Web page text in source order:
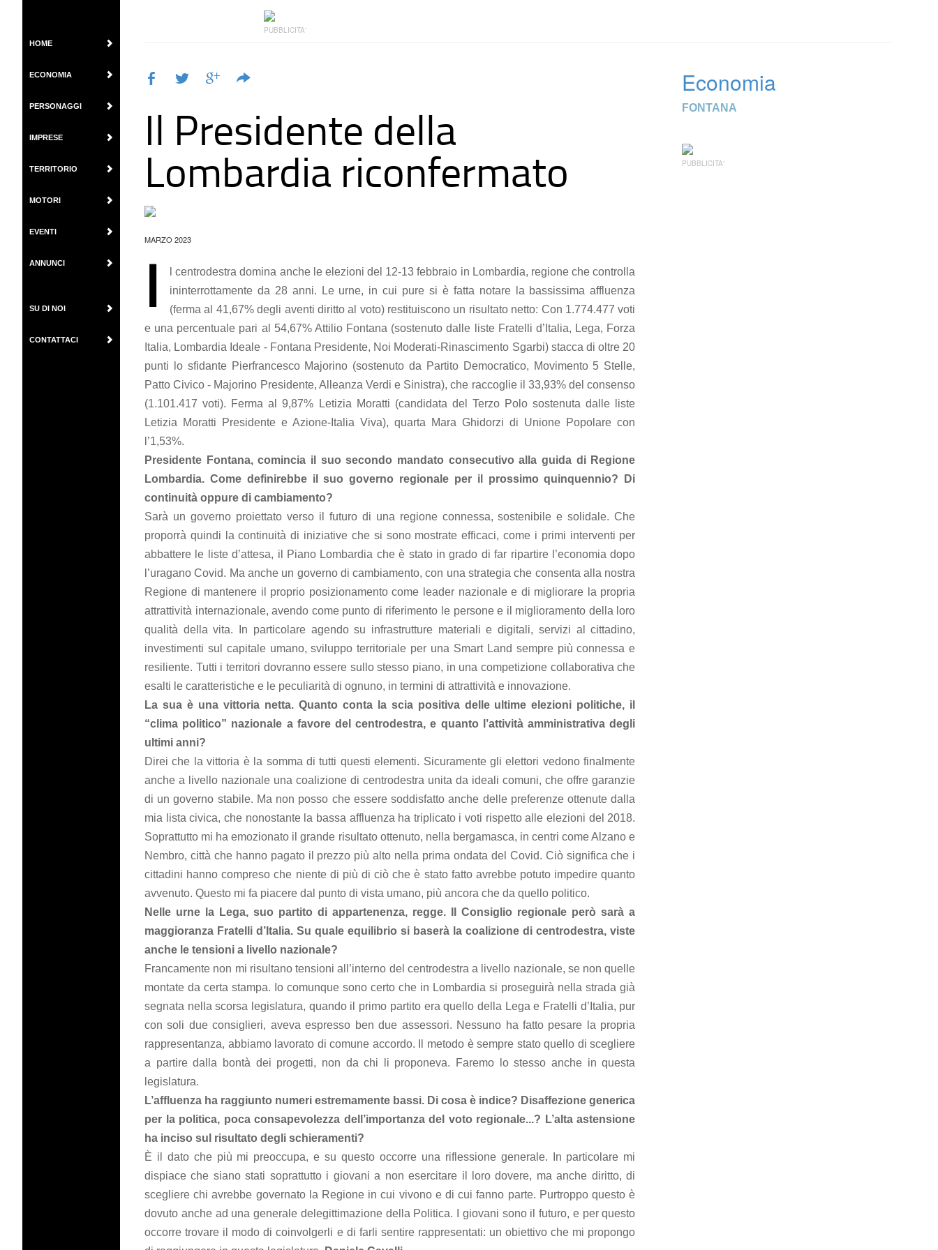
HOME
ECONOMIA
PERSONAGGI
IMPRESE
TERRITORIO
MOTORI
EVENTI
ANNUNCI
SU DI NOI
CONTATTACI
PUBBLICITA'
Il Presidente della
Lombardia riconfermato
MARZO 2023
I
l centrodestra domina anche le elezioni del 12-13 febbraio in Lombardia, regione che controlla
ininterrottamente da 28 anni. Le urne, in cui pure si è fatta notare la bassissima affluenza
(ferma al 41,67% degli aventi diritto al voto) restituiscono un risultato netto: Con 1.774.477 voti
e una percentuale pari al 54,67% Attilio Fontana (sostenuto dalle liste Fratelli d’Italia, Lega, Forza
Italia, Lombardia Ideale - Fontana Presidente, Noi Moderati-Rinascimento Sgarbi) stacca di oltre 20
punti lo sfidante Pierfrancesco Majorino (sostenuto da Partito Democratico, Movimento 5 Stelle,
Patto Civico - Majorino Presidente, Alleanza Verdi e Sinistra), che raccoglie il 33,93% del consenso
(1.101.417 voti). Ferma al 9,87% Letizia Moratti (candidata del Terzo Polo sostenuta dalle liste
Letizia Moratti Presidente e Azione-Italia Viva), quarta Mara Ghidorzi di Unione Popolare con
l’1,53%.
Presidente Fontana, comincia il suo secondo mandato consecutivo alla guida di Regione
Lombardia. Come definirebbe il suo governo regionale per il prossimo quinquennio? Di
continuità oppure di cambiamento?
Sarà un governo proiettato verso il futuro di una regione connessa, sostenibile e solidale. Che
proporrà quindi la continuità di iniziative che si sono mostrate efficaci, come i primi interventi per
abbattere le liste d’attesa, il Piano Lombardia che è stato in grado di far ripartire l’economia dopo
l’uragano Covid. Ma anche un governo di cambiamento, con una strategia che consenta alla nostra
Regione di mantenere il proprio posizionamento come leader nazionale e di migliorare la propria
attrattività internazionale, avendo come punto di riferimento le persone e il miglioramento della loro
qualità della vita. In particolare agendo su infrastrutture materiali e digitali, servizi al cittadino,
investimenti sul capitale umano, sviluppo territoriale per una Smart Land sempre più connessa e
resiliente. Tutti i territori dovranno essere sullo stesso piano, in una competizione collaborativa che
esalti le caratteristiche e le peculiarità di ognuno, in termini di attrattività e innovazione.
La sua è una vittoria netta. Quanto conta la scia positiva delle ultime elezioni politiche, il
“clima politico” nazionale a favore del centrodestra, e quanto l’attività amministrativa degli
ultimi anni?
Direi che la vittoria è la somma di tutti questi elementi. Sicuramente gli elettori vedono finalmente
anche a livello nazionale una coalizione di centrodestra unita da ideali comuni, che offre garanzie
di un governo stabile. Ma non posso che essere soddisfatto anche delle preferenze ottenute dalla
mia lista civica, che nonostante la bassa affluenza ha triplicato i voti rispetto alle elezioni del 2018.
Soprattutto mi ha emozionato il grande risultato ottenuto, nella bergamasca, in centri come Alzano e
Nembro, città che hanno pagato il prezzo più alto nella prima ondata del Covid. Ciò significa che i
cittadini hanno compreso che niente di più di ciò che è stato fatto avrebbe potuto impedire quanto
avvenuto. Questo mi fa piacere dal punto di vista umano, più ancora che da quello politico.
Nelle urne la Lega, suo partito di appartenenza, regge. Il Consiglio regionale però sarà a
maggioranza Fratelli d’Italia. Su quale equilibrio si baserà la coalizione di centrodestra, viste
anche le tensioni a livello nazionale?
Francamente non mi risultano tensioni all’interno del centrodestra a livello nazionale, se non quelle
montate da certa stampa. Io comunque sono certo che in Lombardia si proseguirà nella strada già
segnata nella scorsa legislatura, quando il primo partito era quello della Lega e Fratelli d’Italia, pur
con soli due consiglieri, aveva espresso ben due assessori. Nessuno ha fatto pesare la propria
rappresentanza, abbiamo lavorato di comune accordo. Il metodo è sempre stato quello di scegliere
a partire dalla bontà dei progetti, non da chi li proponeva. Faremo lo stesso anche in questa
legislatura.
L’affluenza ha raggiunto numeri estremamente bassi. Di cosa è indice? Disaffezione generica
per la politica, poca consapevolezza dell’importanza del voto regionale...? L’alta astensione
ha inciso sul risultato degli schieramenti?
È il dato che più mi preoccupa, e su questo occorre una riflessione generale. In particolare mi
dispiace che siano stati soprattutto i giovani a non esercitare il loro dovere, ma anche diritto, di
scegliere chi avrebbe governato la Regione in cui vivono e di cui fanno parte. Purtroppo questo è
dovuto anche ad una generale delegittimazione della Politica. I giovani sono il futuro, e per questo
occorre trovare il modo di coinvolgerli e di farli sentire rappresentati: un obiettivo che mi propongo
Economia
FONTANA
PUBBLICITA'